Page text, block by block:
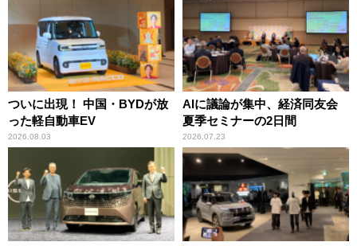
ついに出現！ 中国・BYDが放
った軽自動車EV
2026.08.03
AIに議論が集中、経済同友会
夏季セミナーの2日間
2026.07.23